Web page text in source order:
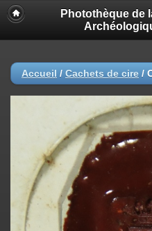
Photothèque de
Accueil / Cachets de cire /